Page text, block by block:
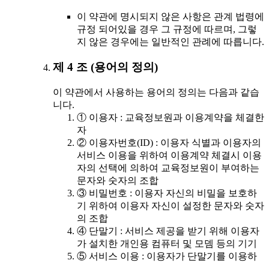
이 약관에 명시되지 않은 사항은 관계 법령에
규정 되어있을 경우 그 규정에 따르며, 그렇
지 않은 경우에는 일반적인 관례에 따릅니다.
제 4 조 (용어의 정의)
이 약관에서 사용하는 용어의 정의는 다음과 같습
니다.
① 이용자 : 교육정보원과 이용계약을 체결한
자
② 이용자번호(ID) : 이용자 식별과 이용자의
서비스 이용을 위하여 이용계약 체결시 이용
자의 선택에 의하여 교육정보원이 부여하는
문자와 숫자의 조합
③ 비밀번호 : 이용자 자신의 비밀을 보호하
기 위하여 이용자 자신이 설정한 문자와 숫자
의 조합
④ 단말기 : 서비스 제공을 받기 위해 이용자
가 설치한 개인용 컴퓨터 및 모뎀 등의 기기
⑤ 서비스 이용 : 이용자가 단말기를 이용하